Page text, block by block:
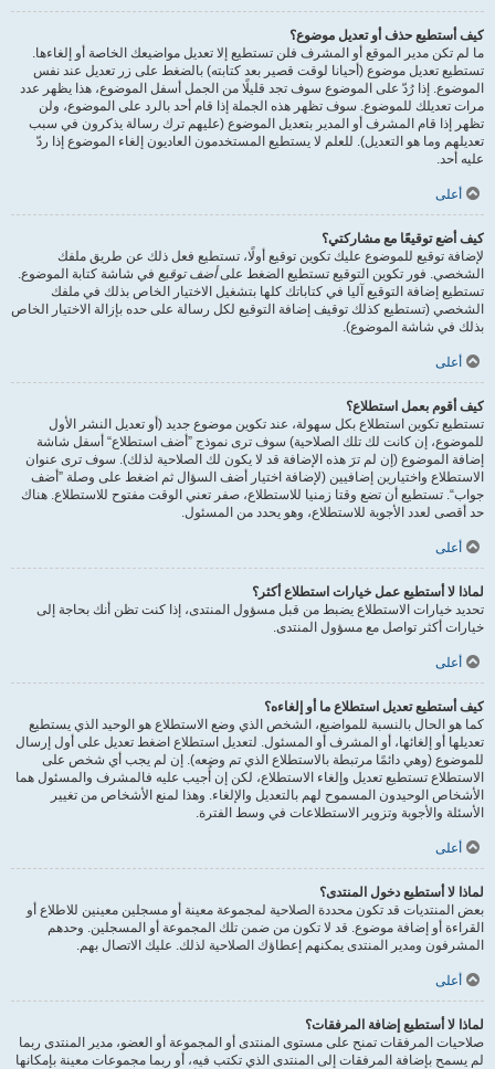
كيف أستطيع حذف أو تعديل موضوع؟
ما لم تكن مدير الموقع أو المشرف فلن تستطيع إلا تعديل مواضيعك الخاصة أو إلغاءها.
تستطيع تعديل موضوع (أحيانا لوقت قصير بعد كتابته) بالضغط على زر تعديل عند نفس
الموضوع. إذا رُدّ على الموضوع سوف تجد قليلًا من الجمل أسفل الموضوع، هذا يظهر عدد
مرات تعديلك للموضوع. سوف تظهر هذه الجملة إذا قام أحد بالرد على الموضوع، ولن
تظهر إذا قام المشرف أو المدير بتعديل الموضوع (عليهم ترك رسالة يذكرون في سبب
تعديلهم وما هو التعديل). للعلم لا يستطيع المستخدمون العاديون إلغاء الموضوع إذا ردّ
عليه أحد.
أعلى
كيف أضع توقيعًا مع مشاركتي؟
لإضافة توقيع للموضوع عليك تكوين توقيع أولًا، تستطيع فعل ذلك عن طريق ملفك
الشخصي. فور تكوين التوقيع تستطيع الضغط علىأضف توقيع في شاشة كتابة الموضوع.
تستطيع إضافة التوقيع آليا في كتاباتك كلها بتشغيل الاختيار الخاص بذلك في ملفك
الشخصي (تستطيع كذلك توقيف إضافة التوقيع لكل رسالة على حده بإزالة الاختيار الخاص
بذلك في شاشة الموضوع).
أعلى
كيف أقوم بعمل استطلاع؟
تستطيع تكوين استطلاع بكل سهولة، عند تكوين موضوع جديد (أو تعديل النشر الأول
للموضوع، إن كانت لك تلك الصلاحية) سوف ترى نموذج ”أضف استطلاع“ أسفل شاشة
إضافة الموضوع (إن لم ترَ هذه الإضافة قد لا يكون لك الصلاحية لذلك). سوف ترى عنوان
الاستطلاع واختيارين إضافيين (لإضافة اختيار أضف السؤال ثم اضغط على وصلة ”أضف
جواب“. تستطيع أن تضع وقتا زمنيا للاستطلاع، صفر تعني الوقت مفتوح للاستطلاع. هناك
حد أقصى لعدد الأجوبة للاستطلاع، وهو يحدد من المسئول.
أعلى
لماذا لا أستطيع عمل خيارات استطلاع أكثر؟
تحديد خيارات الاستطلاع يضبط من قبل مسؤول المنتدى، إذا كنت تظن أنك بحاجة إلى
خيارات أكثر تواصل مع مسؤول المنتدى.
أعلى
كيف أستطيع تعديل استطلاع ما أو إلغاءه؟
كما هو الحال بالنسبة للمواضيع، الشخص الذي وضع الاستطلاع هو الوحيد الذي يستطيع
تعديلها أو إلغائها، أو المشرف أو المسئول. لتعديل استطلاع اضغط تعديل على أول إرسال
للموضوع (وهي دائمًا مرتبطة بالاستطلاع الذي تم وضعه). إن لم يجب أي شخص على
الاستطلاع تستطيع تعديل وإلغاء الاستطلاع، لكن إن أُجيب عليه فالمشرف والمسئول هما
الأشخاص الوحيدون المسموح لهم بالتعديل والإلغاء. وهذا لمنع الأشخاص من تغيير
الأسئلة والأجوبة وتزوير الاستطلاعات في وسط الفترة.
أعلى
لماذا لا أستطيع دخول المنتدى؟
بعض المنتديات قد تكون محددة الصلاحية لمجموعة معينة أو مسجلين معينين للاطلاع أو
القراءة أو إضافة موضوع. قد لا تكون من ضمن تلك المجموعة أو المسجلين. وحدهم
المشرفون ومدير المنتدى يمكنهم إعطاؤك الصلاحية لذلك. عليك الاتصال بهم.
أعلى
لماذا لا أستطيع إضافة المرفقات؟
صلاحيات المرفقات تمنح على مستوى المنتدى أو المجموعة أو العضو، مدير المنتدى ربما
لم يسمح بإضافة المرفقات إلى المنتدى الذي تكتب فيه، أو ربما مجموعات معينة بإمكانها